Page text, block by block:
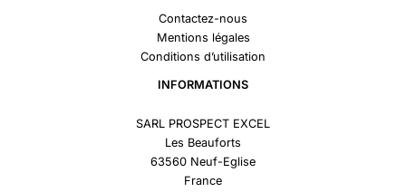
Contactez-nous
Mentions légales
Conditions d’utilisation
INFORMATIONS
SARL PROSPECT EXCEL
Les Beauforts
63560 Neuf-Eglise
France